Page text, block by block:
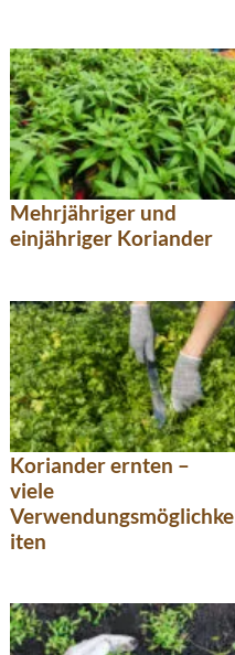
Mehrjähriger und
einjähriger Koriander
Koriander ernten –
viele
Verwendungsmöglichke
iten